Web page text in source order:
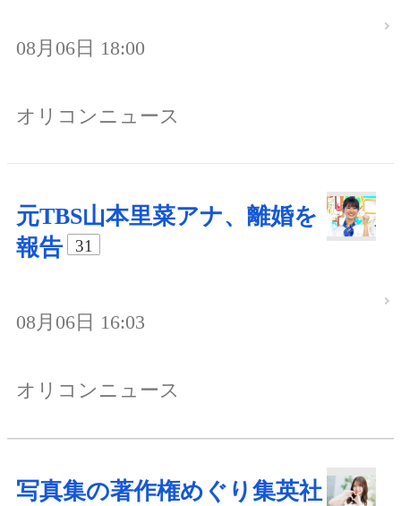
08月06日 18:00
オリコンニュース
元TBS山本里菜アナ、離婚を
報告
31
08月06日 16:03
オリコンニュース
写真集の著作権めぐり集英社